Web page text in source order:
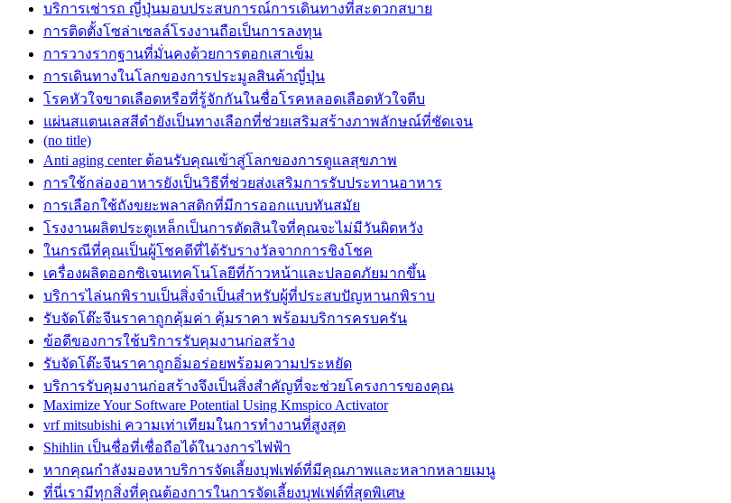
บริการเช่ารถ ญี่ปุ่นมอบประสบการณ์การเดินทางที่สะดวกสบาย
การติดตั้งโซล่าเซลล์โรงงานถือเป็นการลงทุน
การวางรากฐานที่มั่นคงด้วยการตอกเสาเข็ม
การเดินทางในโลกของการประมูลสินค้าญี่ปุ่น
โรคหัวใจขาดเลือดหรือที่รู้จักกันในชื่อโรคหลอดเลือดหัวใจตีบ
แผ่นสแตนเลสสีดำยังเป็นทางเลือกที่ช่วยเสริมสร้างภาพลักษณ์ที่ชัดเจน
(no title)
Anti aging center ต้อนรับคุณเข้าสู่โลกของการดูแลสุขภาพ
การใช้กล่องอาหารยังเป็นวิธีที่ช่วยส่งเสริมการรับประทานอาหาร
การเลือกใช้ถังขยะพลาสติกที่มีการออกแบบทันสมัย
โรงงานผลิตประตูเหล็กเป็นการตัดสินใจที่คุณจะไม่มีวันผิดหวัง
ในกรณีที่คุณเป็นผู้โชคดีที่ได้รับรางวัลจากการชิงโชค
เครื่องผลิตออกซิเจนเทคโนโลยีที่ก้าวหน้าและปลอดภัยมากขึ้น
บริการไล่นกพิราบเป็นสิ่งจำเป็นสำหรับผู้ที่ประสบปัญหานกพิราบ
รับจัดโต๊ะจีนราคาถูกคุ้มค่า คุ้มราคา พร้อมบริการครบครัน
ข้อดีของการใช้บริการรับคุมงานก่อสร้าง
รับจัดโต๊ะจีนราคาถูกอิ่มอร่อยพร้อมความประหยัด
บริการรับคุมงานก่อสร้างจึงเป็นสิ่งสำคัญที่จะช่วยโครงการของคุณ
Maximize Your Software Potential Using Kmspico Activator
vrf mitsubishi ความเท่าเทียมในการทำงานที่สูงสุด
Shihlin เป็นชื่อที่เชื่อถือได้ในวงการไฟฟ้า
หากคุณกำลังมองหาบริการจัดเลี้ยงบุฟเฟต์ที่มีคุณภาพและหลากหลายเมนู
ที่นี่เรามีทุกสิ่งที่คุณต้องการในการจัดเลี้ยงบุฟเฟต์ที่สุดพิเศษ